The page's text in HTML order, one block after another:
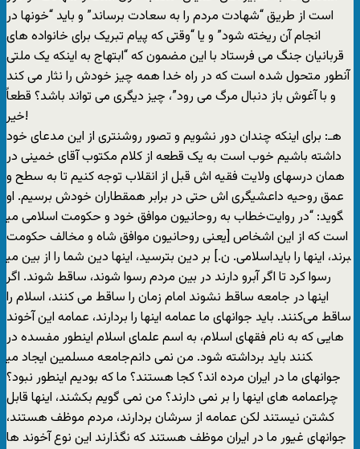
است از طريق “شهادت مردم را به سعادت برساند” و بايد “خونها در
انجام آن ريخته شود” و يا “وقتی که پيام تبريک برای خانواده های
قربانيان جنگ می فرستاد با اين مضمون که “ابتهاج به اينکه يک ملتی
آنطور متحول شده است که در راه خدا همه چيز خودش را نثار می کند
و با آغوش باز دنبال مرگ می رود”، چيز ديگری می تواند باشد؟ قطعاً
خير!
هـ: برای اينکه چندان دور نشويم و تصور روشنتری از اين مدعای خود
داشته باشيم خوب است به يک قطعه از کلام مکتوب آقای خمينی در
همان درسهای ولايت فقيه اش قبل از انقلاب توجه کنيم تا به سطح و
عمق روحيه داعشيگری اش حتی در برابر همقطاران خودش برسيم. او
خطاب به روحانيون موافق خود و حکومت اسلامی می‎گويد: “در روايت
است که از اين اشخاص [يعنی روحانيون موافق شاه و مخالف حکومت
اسلامی. ن.] بر دين بترسيد، اينها دين شما را از بين‏ ‏می‎برند، اينها را بايد
رسوا کرد تا اگر آبرو دارند در بين مردم رسوا شوند،‏ ‏ساقط شوند. اگر
اينها در جامعه ساقط نشوند امام زمان را ساقط می کنند، اسلام را
ساقط می‌کنند. بايد جوانهای ما عمامه اينها را بردارند، عمامه اين آخوند‏
‏هايی که به نام فقهای اسلام، به اسم علمای اسلام اينطور مفسده در
جامعه مسلمين‏ ‏ايجاد می‎کنند بايد برداشته شود. من نمی دانم
جوانهای ما در ايران مرده اند؟ ‏کجا هستند؟ ما که بوديم اينطور نبود؟
‏چراعمامه های اينها را بر نمی دارند؟ من نمی گويم بکشند، اينها قابل
کشتن‏ ‏نيستند لکن عمامه از سرشان بردارند، مردم موظف هستند،
جوانهای غيور ما در‏ ‏ايران موظف هستند که نگذارند اين نوع آخوند ها